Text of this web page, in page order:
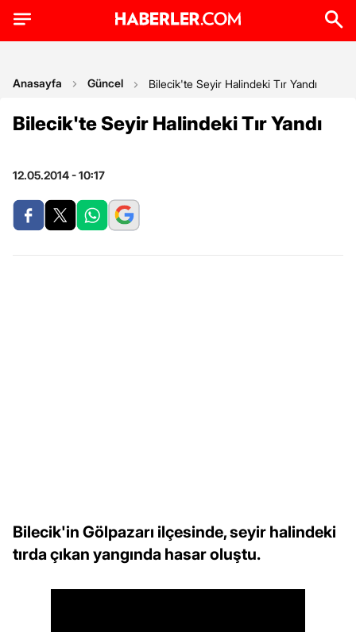
Anasayfa Güncel Bilecik'te Seyir Halindeki Tır Yandı
Bilecik'te Seyir Halindeki Tır Yandı
12.05.2014 - 10:17
Bilecik'in Gölpazarı ilçesinde, seyir halindeki
tırda çıkan yangında hasar oluştu.